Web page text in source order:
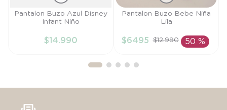
Talla
Pantalon Buzo Azul Disney
Infant Niño
$14.990
Talla
AÑADIR AL
Pantalon Buzo Bebe Niña
Lila
$6495 $12.990 50 %